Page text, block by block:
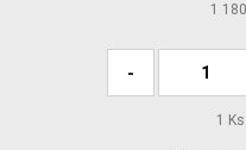
1
-
1